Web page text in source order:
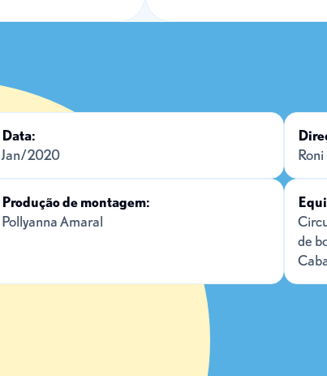
Data:
Jan/2020
Produção de montagem:
Pollyanna Amaral
de